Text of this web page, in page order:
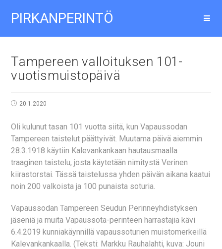
PIRKANPERINTÖ
Tampereen valloituksen 101-
vuotismuistopäivä
20.1.2020
Oli kulunut tasan 101 vuotta siitä, kun Vapaussodan
Tampereen taistelut päättyivät. Muutama päivä aiemmin
28.3.1918 käytiin Kalevankankaan hautausmaalla
traaginen taistelu, josta käytetään nimitystä Verinen
kiirastorstai. Tässä taistelussa yhden päivän aikana kaatui
noin 200 valkoista ja 100 punaista soturia.
Vapaussodan Tampereen Seudun Perinneyhdistyksen
jäseniä ja muita Vapaussota-perinteen harrastajia kävi
6.4.2019 kunniakäynnillä vapaussoturien muistomerkeillä
Kalevankankaalla. (Teksti: Markku Rauhalahti, kuva: Jouni